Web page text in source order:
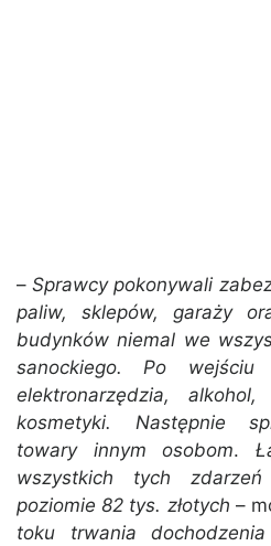
–Sprawcy pokonywali
paliw, sklepów, garaży
budynków niemal we
sanockiego. Po
elektronarzędzia,
kosmetyki. Następnie
towary innym osobom.
wszystkich tych
poziomie 82 tys. złotych –
toku trwania